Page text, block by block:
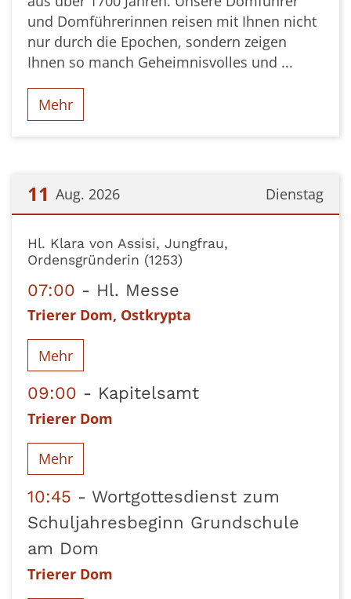
und Domführerinnen reisen mit Ihnen nicht
nur durch die Epochen, sondern zeigen
Ihnen so manch Geheimnisvolles und ...
Mehr
Dienstag
11 Aug. 2026
Hl. Klara von Assisi, Jungfrau,
Ordensgründerin (1253)
07:00 Hl. Messe
Trierer Dom, Ostkrypta
Mehr
09:00 Kapitelsamt
Trierer Dom
Mehr
10:45
Wortgottesdienst zum
Schuljahresbeginn Grundschule
am Dom
Trierer Dom